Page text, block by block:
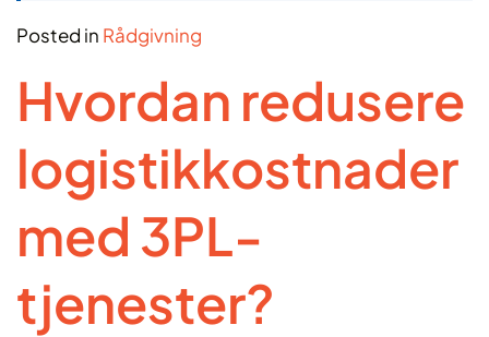
Posted in Rådgivning
Hvordan redusere
logistikkostnader
med 3PL-
tjenester?